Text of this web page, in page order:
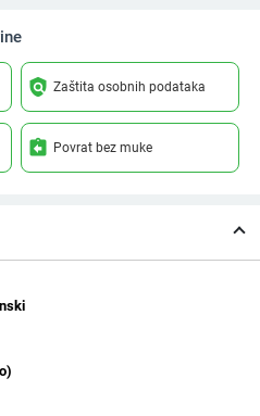
policy Zaštita osobnih podataka
assignment_return Povrat bez muke